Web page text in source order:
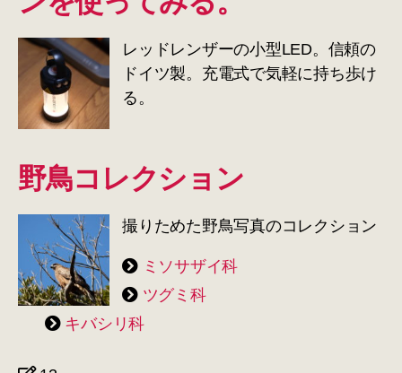
レッドレンザーの小型LED。信頼の
ドイツ製。充電式で気軽に持ち歩け
る。
野鳥コレクション
撮りためた野鳥写真のコレクション
ミソサザイ科
ツグミ科
キバシリ科